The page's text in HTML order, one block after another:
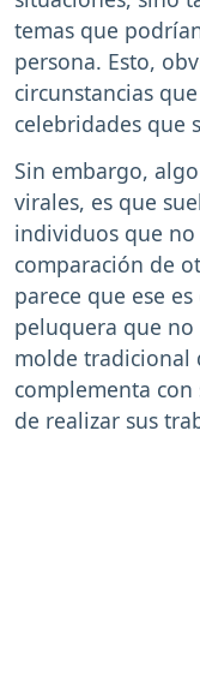
temas que
persona. Esto,
circunstancias
celebridades que
Sin embargo,
virales, es que
individuos que no
comparación de
parece que ese es
peluquera que
molde tradicional
complementa
de realizar sus